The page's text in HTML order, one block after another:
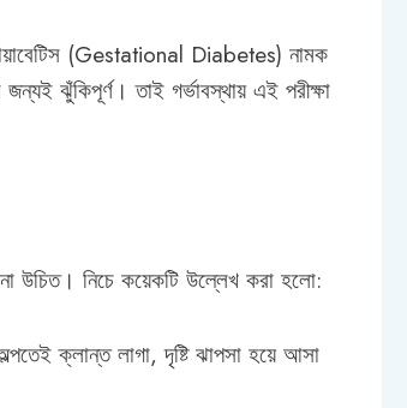
ডায়াবেটিস (Gestational Diabetes) নামক
ঝুঁকিপূর্ণ। তাই গর্ভাবস্থায় এই পরীক্ষা
উচিত। নিচে কয়েকটি উল্লেখ করা হলো:
ক্লান্ত লাগা, দৃষ্টি ঝাপসা হয়ে আসা